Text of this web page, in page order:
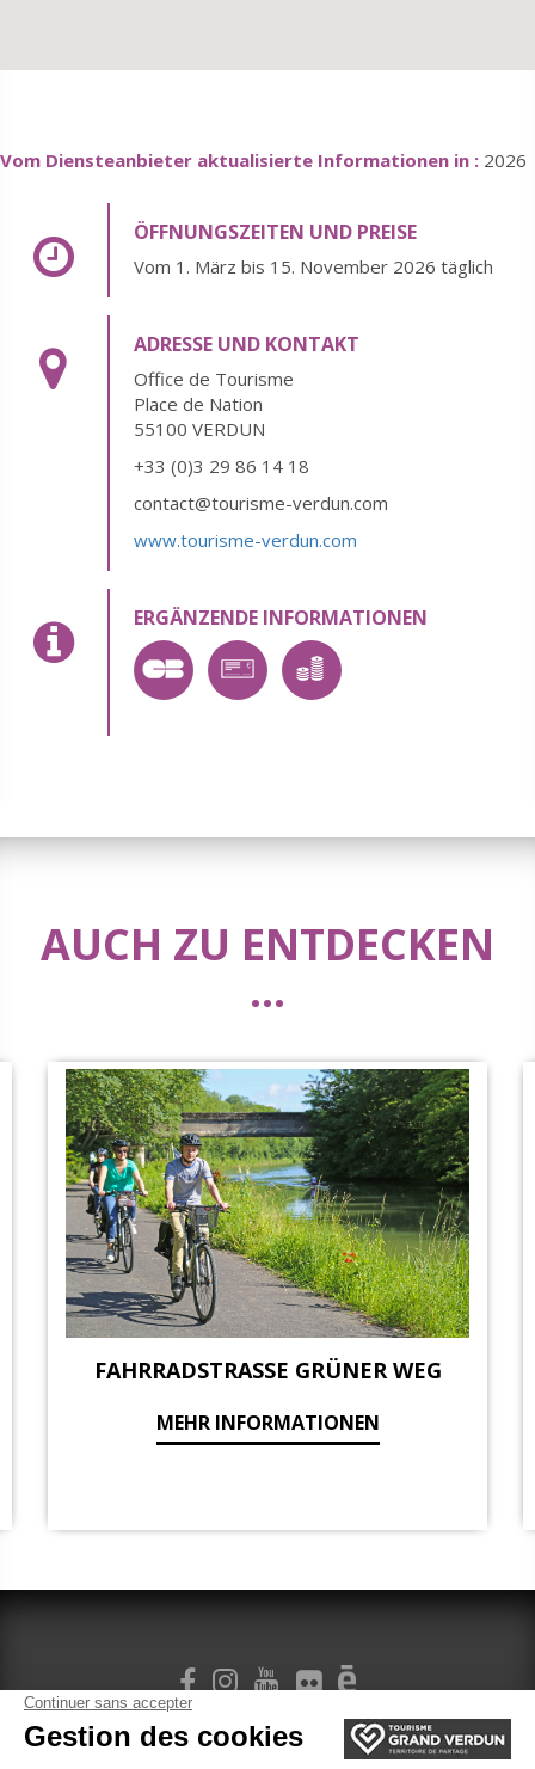
Vom Diensteanbieter aktualisierte Informationen in : 2026
ÖFFNUNGSZEITEN UND PREISE
Vom 1. März bis 15. November 2026 täglich
ADRESSE UND KONTAKT
Office de Tourisme
Place de Nation
55100 VERDUN
+33 (0)3 29 86 14 18
contact@tourisme-verdun.com
www.tourisme-verdun.com
ERGÄNZENDE INFORMATIONEN
AUCH ZU ENTDECKEN
...
FAHRRADSTRASSE GRÜNER WEG
MEHR INFORMATIONEN